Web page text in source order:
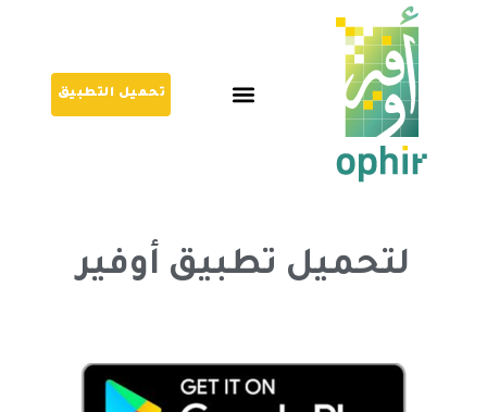
تحميل التطبيق
لتحميل تطبيق أوفير